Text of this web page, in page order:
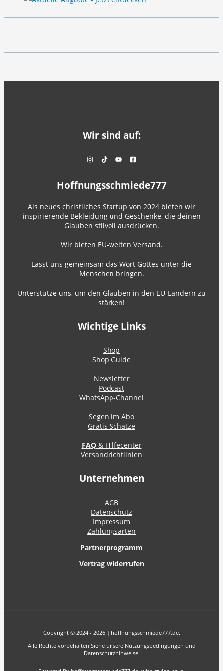
Wir sind auf:
Hoffnungsschmiede777
Als neues christliches Startup von 2024 bieten wir
inspirierende Bekleidung und Geschenke, die deinen
Glauben stilvoll ausdrücken.
Wir bieten EU-weiten Versand.
Lasst uns gemeinsam das Wort Gottes unter die
Menschen bringen.
Unterstütze uns, um den Glauben in den EU-Ländern zu
stärken!
Wichtige Links
Shop
Shop Guide
Newsletter
Podcast
WhatsApp-Channel
Segen im Abo
Gratis Schätze
FAQ& Hilfecenter
Versandrichtlinien
Unternehmen
AGB
Datenschutz
Impressum
Zahlungsarten
Partnerprogramm
Vertrag widerrufen
Copyright © 2024 - 2026 | hoffnungsschmiede777.de.
Alle Rechte vorbehalten Siehe unsere Nutzungsbedingungen und
Datenschutzhinweise.